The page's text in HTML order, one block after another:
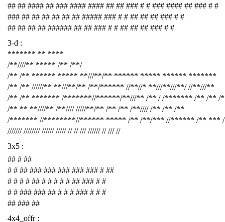
## ## #### ## ### #### #### ## ## ### # # ### #### ## ### # #
### ## ## ## ## ## ## ##### ### # # ## ## ## ### # #
## ## ## ## ###### ## ## ### # # ## ## ## ### # #
3-d :
******* ** ****
/**////** ***** /** /**/
/** /** ****** ***** **///**/** ****** ***** ****** *******
/** /** //////** **///**/** /**/****** //**//* **///**///**/ //**///**
/** /** ******* /*******//******/**///** /** / /******* /** /** /
/** ** **////** /**//// /////**/** /** /** /**//// /** /** /**
/******* //********//****** ***** /** /**/*** //****** /** ***
/////// //////// ////// ///// // // /// ////// // /// //
3x5 :
## # ##
# # ## ### ### ### ### ### # ##
# # # # ## # # # # # ## ### # #
# # ### ### ## # # # ### # # #
## ### ##
4x4_offr :